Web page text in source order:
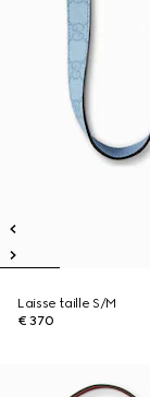
Laisse taille S/M
€ 370